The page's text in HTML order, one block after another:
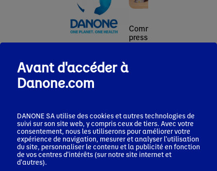
Communiqué de
presse
29 juillet 2026
Strong Q2
demonstrating the
relevance of our
health-focused
portfolio
Corporate news
Communiqué de
presse
17 juillet 2026
Corporate news
Avant d'accéder à
Danone.com
DANONE SA utilise des cookies et autres technologies de
suivi sur son site web, y compris ceux de tiers. Avec votre
consentement, nous les utiliserons pour améliorer votre
expérience de navigation, mesurer et analyser l'utilisation
du site, personnaliser le contenu et la publicité en fonction
de vos centres d'intérêts (sur notre site internet et
d'autres).